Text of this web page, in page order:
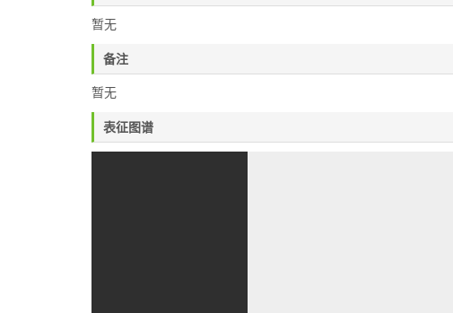
暂无
备注
暂无
表征图谱